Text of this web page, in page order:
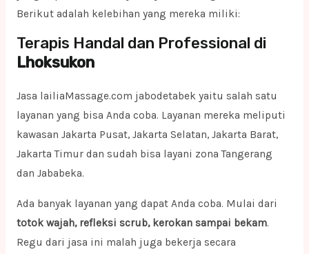
Berikut adalah kelebihan yang mereka miliki:
Terapis Handal dan Professional di
Lhoksukon
Jasa lailiaMassage.com jabodetabek yaitu salah satu
layanan yang bisa Anda coba. Layanan mereka meliputi
kawasan Jakarta Pusat, Jakarta Selatan, Jakarta Barat,
Jakarta Timur dan sudah bisa layani zona Tangerang
dan Jababeka.
Ada banyak layanan yang dapat Anda coba. Mulai dari
totok wajah, refleksi scrub, kerokan sampai bekam.
Regu dari jasa ini malah juga bekerja secara